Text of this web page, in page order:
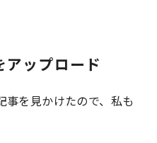
ップロード
事を見かけたので、私も